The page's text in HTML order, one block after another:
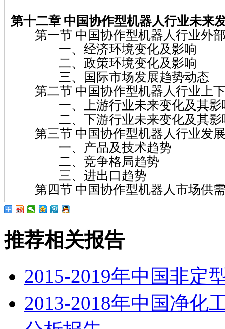
第十二章 中国协作型机器人行业未来
第一节 中国协作型机器人行业外
一、经济环境变化及影响
二、政策环境变化及影响
三、国际市场发展趋势动态
第二节 中国协作型机器人行业上
一、上游行业未来变化及其影
二、下游行业未来变化及其影
第三节 中国协作型机器人行业发
一、产品及技术趋势
二、竞争格局趋势
三、进出口趋势
第四节 中国协作型机器人市场供
推荐相关报告
2015-2019年中国非定
2013-2018年中国净化